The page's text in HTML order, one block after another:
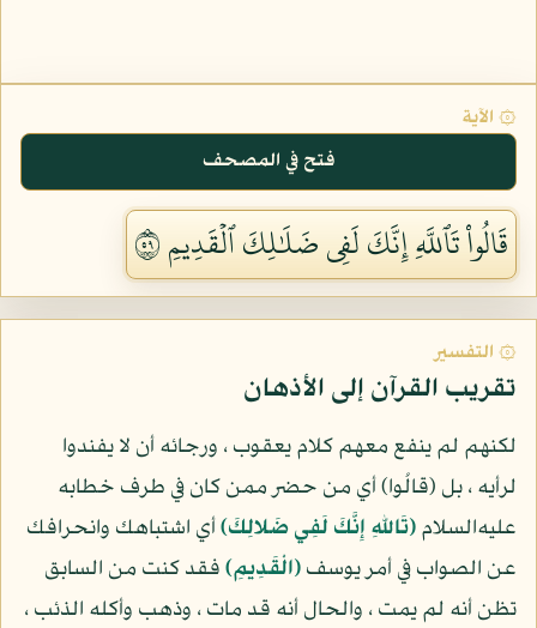
۞ الآية
فتح في المصحف
قَالُواْ تَٱللَّهِ إِنَّكَ لَفِي ضَلَٰلِكَ ٱلۡقَدِيمِ ٩٥
۞ التفسير
تقريب القرآن إلى الأذهان
لكنهم لم ينفع معهم كلام يعقوب ، ورجائه أن لا يفندوا
لرأيه ، بل (قالُوا) أي من حضر ممن كان في طرف خطابه
عليه‌السلام(تَاللهِ إِنَّكَ لَفِي ضَلالِكَ)أي اشتباهك وانحرافك
عن الصواب في أمر يوسف(الْقَدِيمِ)فقد كنت من السابق
تظن أنه لم يمت ، والحال أنه قد مات ، وذهب وأكله الذئب ،